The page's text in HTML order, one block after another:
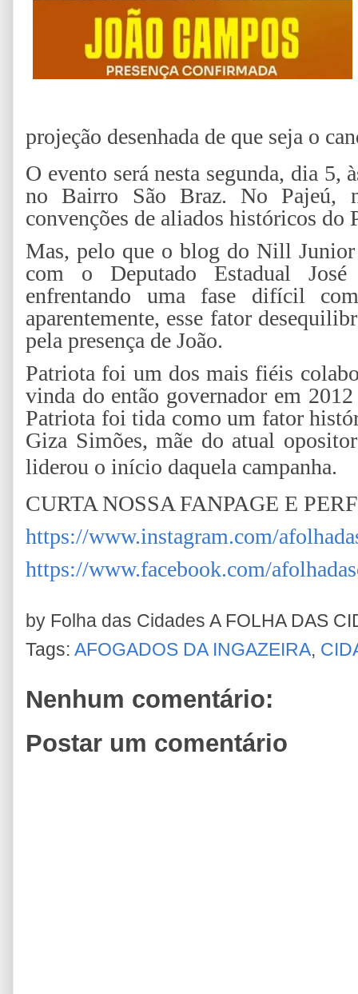
projeção desenhada de que seja o
O evento será nesta segunda, dia 5,
no Bairro São Braz. No Pajeú,
convenções de aliados históricos do
Mas, pelo que o blog do Nill Junior
com o Deputado Estadual
enfrentando uma fase difícil
aparentemente, esse fator
pela presença de João.
Patriota foi um dos mais fiéis
vinda do então governador em
Patriota foi tida como um fator
Giza Simões, mãe do atual
liderou o início daquela campanha.
CURTA NOSSA FANPAGE E
https://www.instagram.com/
https://www.facebook.com/
by Folha das Cidades A FOLHA DAS
Tags: AFOGADOS DA INGAZEIRA,
Nenhum comentário:
Postar um comentário